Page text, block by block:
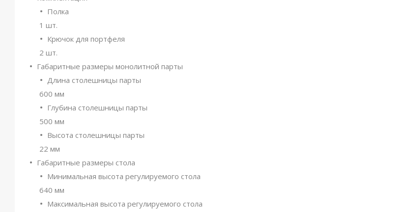
Полка
1 шт.
Крючок для портфеля
2 шт.
Габаритные размеры монолитной парты
Длина столешницы парты
600 мм
Глубина столешницы парты
500 мм
Высота столешницы парты
22 мм
Габаритные размеры стола
Минимальная высота регулируемого стола
640 мм
Максимальная высота регулируемого стола